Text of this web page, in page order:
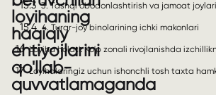
loyihaning
haqiqiy
ehtiyojlarini
qo'llab-
quvvatlamaganda
15.3 3. Tashqi obodonlashtirish va jamoat joylari
15.4 4. Turar-joy binolarining ichki makonlari
16 Loyiha holati: Ko'p zonali rivojlanishda
17 Loyihalaringiz uchun ishonchli tosh taxta